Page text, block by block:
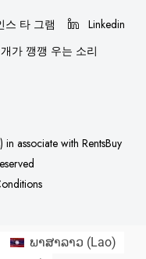
스 타 그램
Linkedin
개가 깽깽 우는 소리
in associate with RentsBuy
ພາສາລາວ (Lao)